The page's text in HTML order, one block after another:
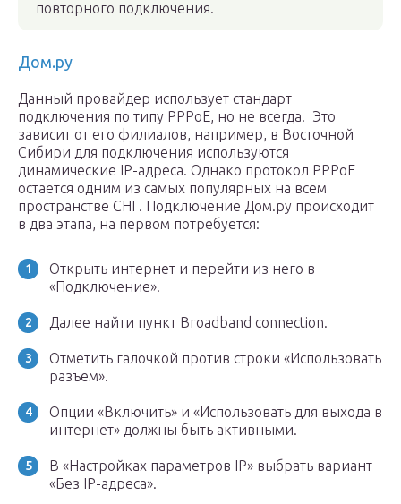
повторного подключения.
Дом.ру
Данный провайдер использует стандарт
подключения по типу РРРоЕ, но не всегда. Это
зависит от его филиалов, например, в Восточной
Сибири для подключения используются
динамические IP-адреса. Однако протокол РРРоЕ
остается одним из самых популярных на всем
пространстве СНГ. Подключение Дом.ру происходит
в два этапа, на первом потребуется:
Открыть интернет и перейти из него в
«Подключение».
Далее найти пункт Broadband connection.
Отметить галочкой против строки «Использовать
разъем».
Опции «Включить» и «Использовать для выхода в
интернет» должны быть активными.
В «Настройках параметров IP» выбрать вариант
«Без IP-адреса».